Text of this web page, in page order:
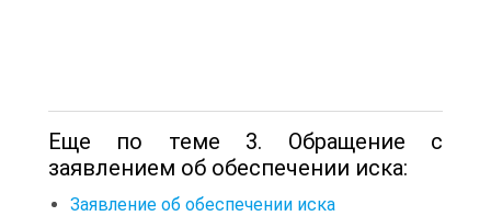
Еще по теме 3. Обращение с
заявлением об обеспечении иска:
Заявление об обеспечении иска